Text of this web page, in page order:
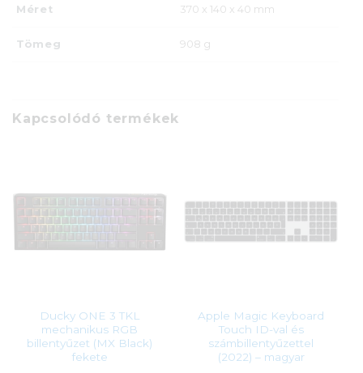
Méret 370 x 140 x 40 mm
Tömeg 908 g
Kapcsolódó termékek
Ducky ONE 3 TKL
mechanikus RGB
billentyűzet (MX Black)
fekete
Apple Magic Keyboard
Touch ID-val és
számbillentyűzettel
(2022) – magyar